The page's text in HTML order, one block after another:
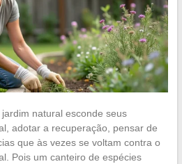
natural esconde seus
adotar a recuperação, pensar de
que às vezes se voltam contra o
Pois um canteiro de espécies